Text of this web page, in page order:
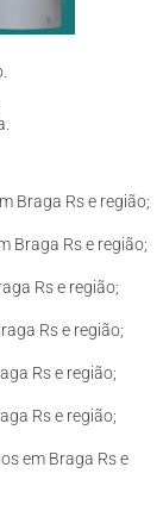
Braga Rs e região;
Braga Rs e região;
Rs e região;
Rs e região;
Rs e região;
Rs e região;
em Braga Rs e